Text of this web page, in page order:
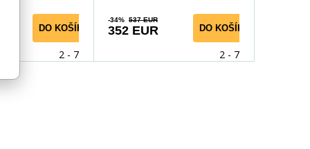
DO KOŠÍKA
2 - 7 dní
-34% 537 EUR
352 EUR DO KOŠÍKA
2 - 7 dní